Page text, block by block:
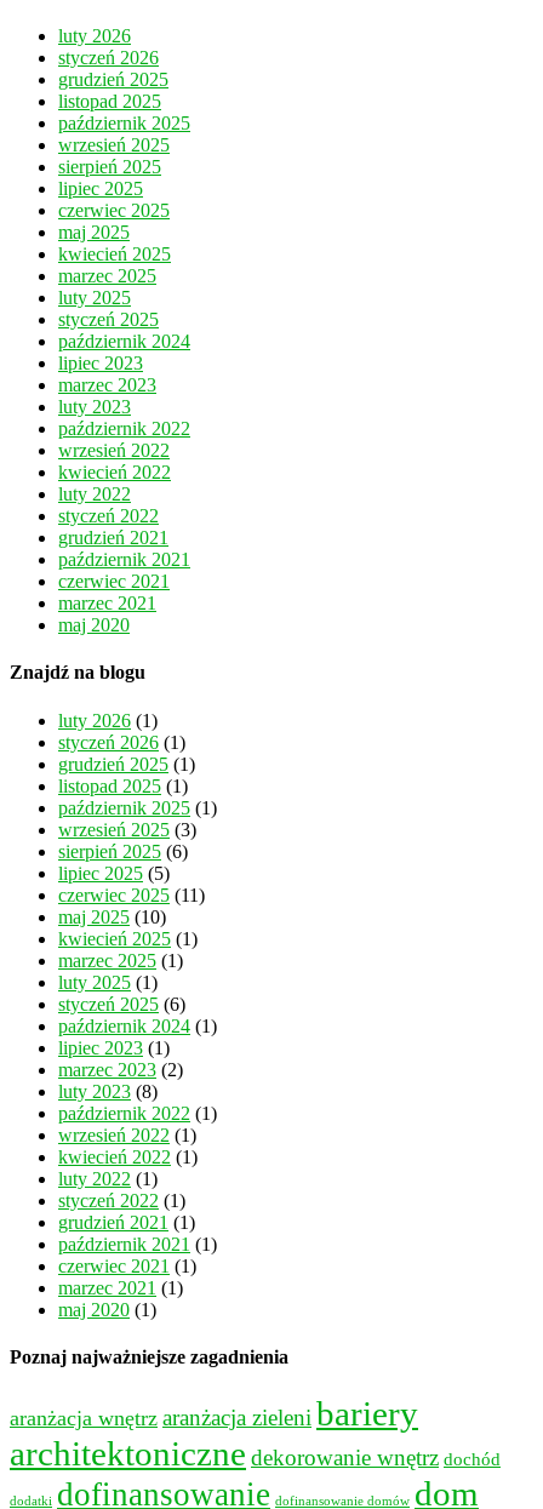
luty 2026
styczeń 2026
grudzień 2025
listopad 2025
październik 2025
wrzesień 2025
sierpień 2025
lipiec 2025
czerwiec 2025
maj 2025
kwiecień 2025
marzec 2025
luty 2025
styczeń 2025
październik 2024
lipiec 2023
marzec 2023
luty 2023
październik 2022
wrzesień 2022
kwiecień 2022
luty 2022
styczeń 2022
grudzień 2021
październik 2021
czerwiec 2021
marzec 2021
maj 2020
Znajdź na blogu
luty 2026 (1)
styczeń 2026 (1)
grudzień 2025 (1)
listopad 2025 (1)
październik 2025 (1)
wrzesień 2025 (3)
sierpień 2025 (6)
lipiec 2025 (5)
czerwiec 2025 (11)
maj 2025 (10)
kwiecień 2025 (1)
marzec 2025 (1)
luty 2025 (1)
styczeń 2025 (6)
październik 2024 (1)
lipiec 2023 (1)
marzec 2023 (2)
luty 2023 (8)
październik 2022 (1)
wrzesień 2022 (1)
kwiecień 2022 (1)
luty 2022 (1)
styczeń 2022 (1)
grudzień 2021 (1)
październik 2021 (1)
czerwiec 2021 (1)
marzec 2021 (1)
maj 2020 (1)
Poznaj najważniejsze zagadnienia
aranżacja wnętrz aranżacja zieleni bariery
architektoniczne dekorowanie wnętrz dochód
dodatki dofinansowanie dofinansowanie domów dom